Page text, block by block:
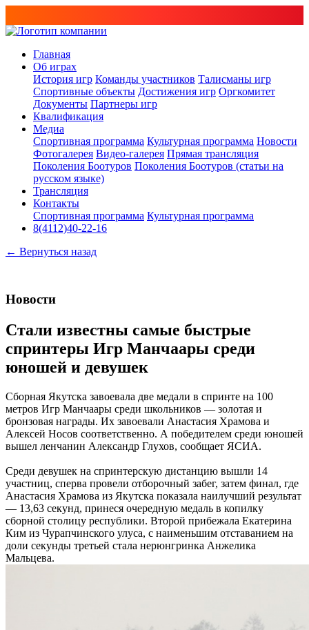
Главная
Об играх
История игр Команды участников Талисманы игр
Спортивные объекты Достижения игр Оргкомитет
Документы Партнеры игр
Квалификация
Медиа
Спортивная программа Культурная программа Новости
Фотогалерея Видео-галерея Прямая трансляция
Поколения Боотуров Поколения Боотуров (статьи на
русском языке)
Трансляция
Контакты
Спортивная программа Культурная программа
8(4112)40-22-16
← Вернуться назад
Новости
Стали известны самые быстрые
спринтеры Игр Манчаары среди
юношей и девушек
Сборная Якутска завоевала две медали в спринте на 100
метров Игр Манчаары среди школьников — золотая и
бронзовая награды. Их завоевали Анастасия Храмова и
Алексей Носов соответственно. А победителем среди юношей
вышел ленчанин Александр Глухов, сообщает ЯСИА.
Среди девушек на спринтерскую дистанцию вышли 14
участниц, сперва провели отборочный забег, затем финал, где
Анастасия Храмова из Якутска показала наилучший результат
— 13,63 секунд, принеся очередную медаль в копилку
сборной столицу республики. Второй прибежала Екатерина
Ким из Чурапчинского улуса, с наименьшим отставанием на
доли секунды третьей стала нерюнгринка Анжелика
Мальцева.